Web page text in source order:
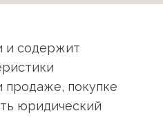
и содержит
продаже, покупке
юридический